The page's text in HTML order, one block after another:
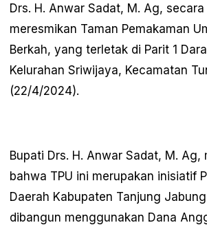
Drs. H. Anwar Sadat, M. Ag, secara
meresmikan Taman Pemakaman
Berkah, yang terletak di Parit 1
Kelurahan Sriwijaya, Kecamatan
(22/4/2024).
Bupati Drs. H. Anwar Sadat, M. Ag,
bahwa TPU ini merupakan inisiatif
Daerah Kabupaten Tanjung
dibangun menggunakan Dana